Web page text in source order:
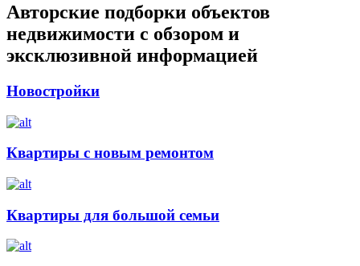
Авторские подборки объектов
недвижимости с обзором и
эксклюзивной информацией
Новостройки
Квартиры с новым ремонтом
Квартиры для большой семьи